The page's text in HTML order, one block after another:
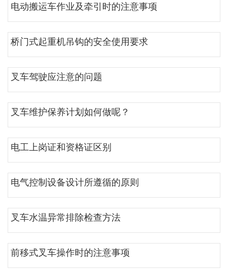
电动搬运车作业及牵引时的注意事项
桥门式起重机吊钩的安全使用要求
叉车驾驶应注意的问题
叉车维护保养计划如何做呢？
电工上岗证和资格证区别
电气控制设备设计所遵循的原则
叉车水温异常排除检查方法
前移式叉车操作时的注意事项